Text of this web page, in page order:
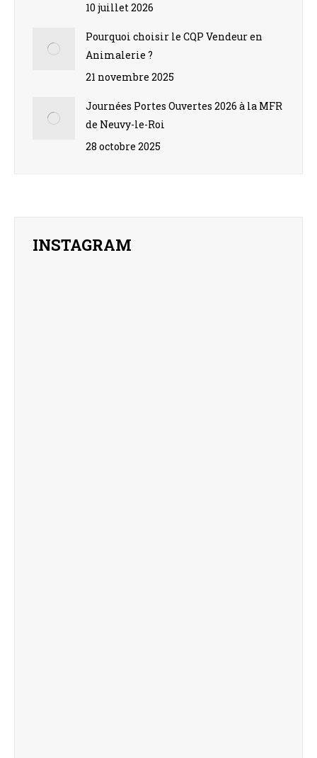
10 juillet 2026
Pourquoi choisir le CQP Vendeur en
Animalerie ?
21 novembre 2025
Journées Portes Ouvertes 2026 à la MFR
de Neuvy-le-Roi
28 octobre 2025
INSTAGRAM